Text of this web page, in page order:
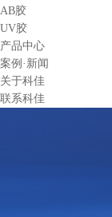
AB胶
UV胶
产品中心
案例·新闻
关于科佳
联系科佳